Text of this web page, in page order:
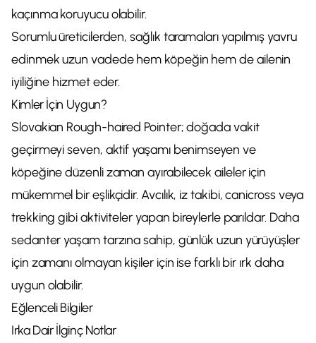
kaçınma koruyucu olabilir.
Sorumlu üreticilerden, sağlık taramaları yapılmış yavru
edinmek uzun vadede hem köpeğin hem de ailenin
iyiliğine hizmet eder.
Kimler İçin Uygun?
Slovakian Rough-haired Pointer; doğada vakit
geçirmeyi seven, aktif yaşamı benimseyen ve
köpeğine düzenli zaman ayırabilecek aileler için
mükemmel bir eşlikçidir. Avcılık, iz takibi, canicross veya
trekking gibi aktiviteler yapan bireylerle parıldar. Daha
sedanter yaşam tarzına sahip, günlük uzun yürüyüşler
için zamanı olmayan kişiler için ise farklı bir ırk daha
uygun olabilir.
Eğlenceli Bilgiler
Irka Dair İlginç Notlar